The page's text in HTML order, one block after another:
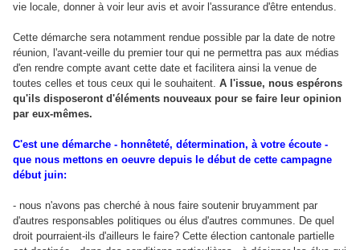
vie locale, donner à voir leur avis et avoir l'assurance d'être entendus.
Cette démarche sera notamment rendue possible par la date de notre
réunion, l'avant-veille du premier tour qui ne permettra pas aux médias
d'en rendre compte avant cette date et facilitera ainsi la venue de
toutes celles et tous ceux qui le souhaitent. A l'issue, nous espérons
qu'ils disposeront d'éléments nouveaux pour se faire leur opinion
par eux-mêmes.
C'est une démarche - honnêteté, détermination, à votre écoute -
que nous mettons en oeuvre depuis le début de cette campagne
début juin:
- nous n'avons pas cherché à nous faire soutenir bruyamment par
d'autres responsables politiques ou élus d'autres communes. De quel
droit pourraient-ils d'ailleurs le faire? Cette élection cantonale partielle